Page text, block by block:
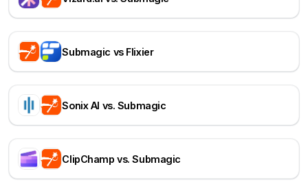
Submagic vs Flixier
Sonix AI vs. Submagic
ClipChamp vs. Submagic